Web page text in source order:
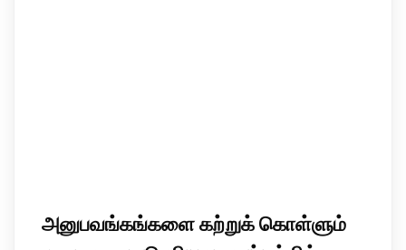
அனுபவங்கங்களை கற்றுக் கொள்ளும்